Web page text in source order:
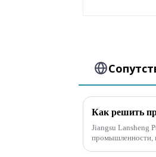
Jiangsu Lansheng
промышленности,